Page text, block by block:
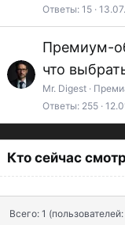
Ответы 15
Премиум-
что
Mr. Digest
Ответы 255
Кто сейчас
Всего: 1